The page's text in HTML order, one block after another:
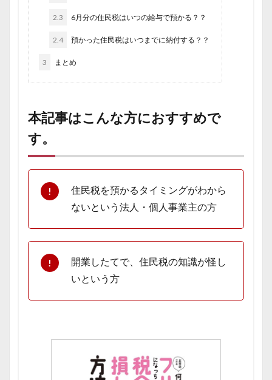
2.3 6月分の住民税はいつの給与で預かる？？
2.4 預かった住民税はいつまでに納付する？？
3 まとめ
本記事はこんな方におすすめで
す。
住民税を預かるタイミングがわから
ないという法人・個人事業主の方
開業したてで、住民税の知識が怪し
いという方